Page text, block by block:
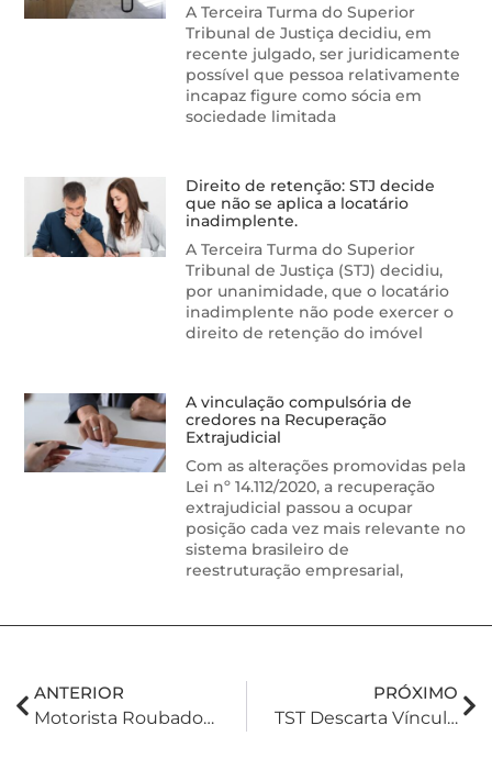
A Terceira Turma do Superior
Tribunal de Justiça decidiu, em
recente julgado, ser juridicamente
possível que pessoa relativamente
incapaz figure como sócia em
sociedade limitada
Direito de retenção: STJ decide
que não se aplica a locatário
inadimplente.
A Terceira Turma do Superior
Tribunal de Justiça (STJ) decidiu,
por unanimidade, que o locatário
inadimplente não pode exercer o
direito de retenção do imóvel
A vinculação compulsória de
credores na Recuperação
Extrajudicial
Com as alterações promovidas pela
Lei nº 14.112/2020, a recuperação
extrajudicial passou a ocupar
posição cada vez mais relevante no
sistema brasileiro de
reestruturação empresarial,
ANTERIOR
Motorista Roubado Antes De Cruzar Cancela De Entrada De Estacionamento De Shopping Será Indenizado, Decide STJ
PRÓXIMO
TST Descarta Vínculo Trabalhista Em Contrato De Franquia